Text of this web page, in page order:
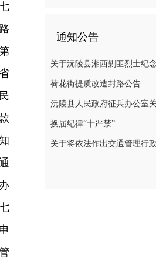
通知公告
荷花街提质改造封路公告
换届纪律“十严禁”